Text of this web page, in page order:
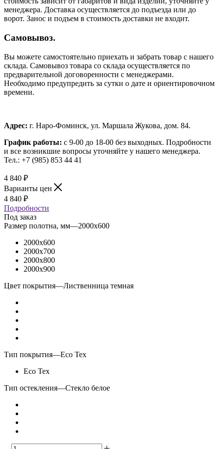
менеджера. Доставка осуществляется до подъезда или до
ворот. Занос и подъем в стоимость доставки не входит.
Самовывоз.
Вы можете самостоятельно приехать и забрать товар с нашего
склада. Самовывоз товара со склада осуществляется по
предварительной договоренности с менеджерами.
Необходимо предупредить за сутки о дате и ориентировочном
времени.
Адрес: г. Наро-Фоминск, ул. Маршала Жукова, дом. 84.
График работы: с 9-00 до 18-00 без выходных. Подробности
и все возникшие вопросы уточняйте у нашего менеджера.
Тел.: +7 (985) 853 44 41
4 840 ₽
Варианты цен
4 840 ₽
Подробности
Под заказ
Размер полотна, мм—2000x600
2000x600
2000x700
2000x800
2000x900
Цвет покрытия—Лиственница темная
Тип покрытия—Eco Tex
Eco Tex
Тип остекления—Стекло белое